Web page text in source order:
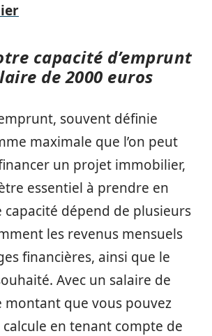
capacité d’emprunt
de 2000 euros
souvent définie
maximale que l’on peut
un projet immobilier,
essentiel à prendre en
capacité dépend de plusieurs
les revenus mensuels
financières, ainsi que le
Avec un salaire de
montant que vous pouvez
en tenant compte de